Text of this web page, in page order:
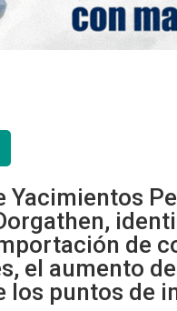
Yacimientos
de
el aumento
los puntos de